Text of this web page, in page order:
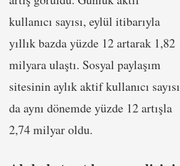
kullanıcı sayısı, eylül itibarıyla
yıllık bazda yüzde 12 artarak 1,82
milyara ulaştı. Sosyal paylaşım
sitesinin aylık aktif kullanıcı sayısı
da aynı dönemde yüzde 12 artışla
2,74 milyar oldu.